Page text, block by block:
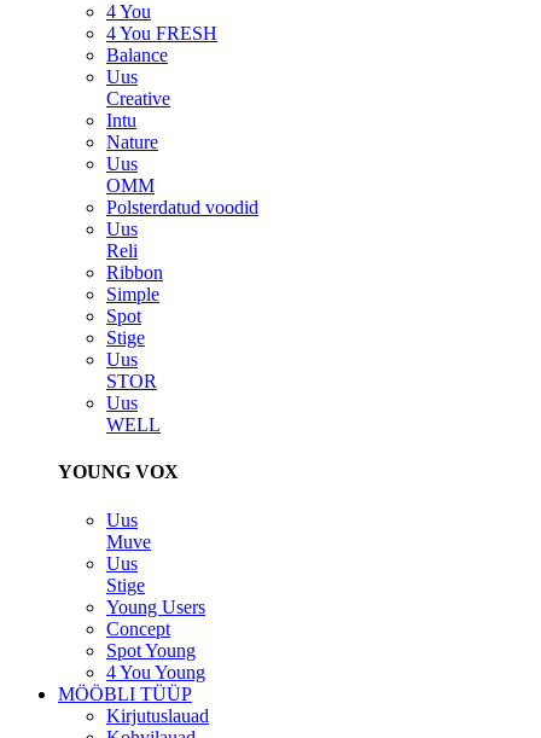
4 You
4 You FRESH
Balance
Uus
Creative
Intu
Nature
Uus
OMM
Polsterdatud voodid
Uus
Reli
Ribbon
Simple
Spot
Stige
Uus
STOR
Uus
WELL
YOUNG VOX
Uus
Muve
Uus
Stige
Young Users
Concept
Spot Young
4 You Young
MÖÖBLI TÜÜP
Kirjutuslauad